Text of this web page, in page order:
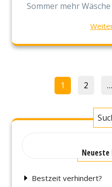
Sommer mehr
Page
1 Page
2 …
Bestzeit verhindert?